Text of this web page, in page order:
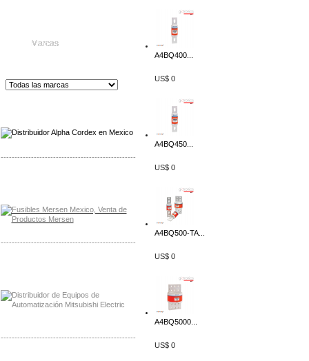
Marcas
-------------------------------------------------
-------------------------------------------------
-------------------------------------------------
A4BQ400...
US$ 0
A4BQ450...
US$ 0
A4BQ500-TA...
US$ 0
A4BQ5000...
US$ 0